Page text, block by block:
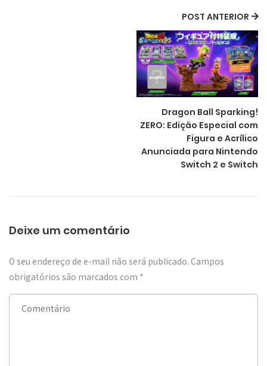
POST ANTERIOR
Dragon Ball Sparking!
ZERO: Edição Especial com
Figura e Acrílico
Anunciada para Nintendo
Switch 2 e Switch
Deixe um comentário
O seu endereço de e-mail não será publicado. Campos
obrigatórios são marcados com *